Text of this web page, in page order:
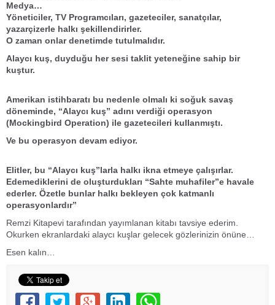
Medya…
Yöneticiler, TV Programcıları, gazeteciler, sanatçılar,
yazarçizerle halkı şekillendirirler.
O zaman onlar denetimde tutulmalıdır.
Alaycı kuş, duyduğu her sesi taklit yeteneğine sahip bir
kuştur.
Amerikan istihbaratı bu nedenle olmalı ki soğuk savaş
döneminde, “Alaycı kuş” adını verdiği operasyon
(Mockingbird Operation) ile gazetecileri kullanmıştı.
Ve bu operasyon devam ediyor.
Elitler, bu “Alaycı kuş”larla halkı ikna etmeye çalışırlar.
Edemediklerini de oluşturdukları “Sahte muhafiler”e havale
ederler. Özetle bunlar halkı bekleyen çok katmanlı
operasyonlardır”
Remzi Kitapevi tarafından yayımlanan kitabı tavsiye ederim.
Okurken ekranlardaki alaycı kuşlar gelecek gözlerinizin önüne…
Esen kalın…